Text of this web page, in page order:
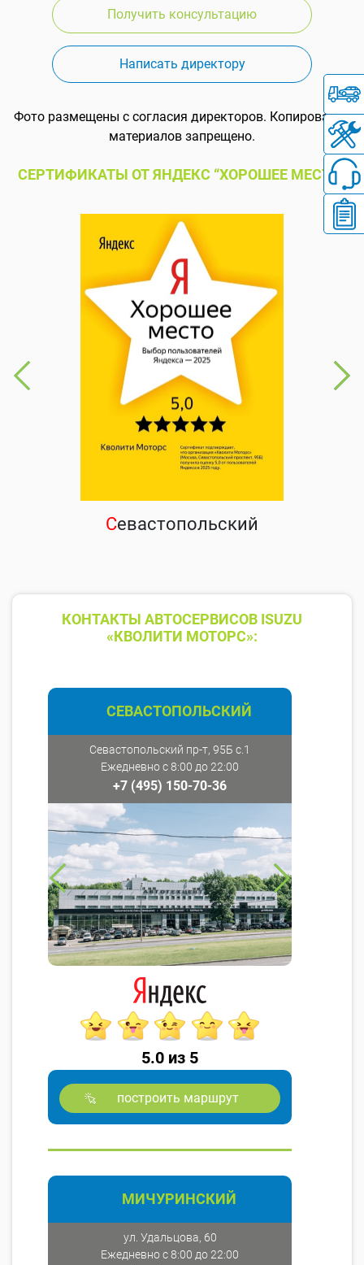
Получить консультацию
Написать директору
Фото размещены с согласия директоров. Копирование
материалов запрещено.
СЕРТИФИКАТЫ ОТ ЯНДЕКС “ХОРОШЕЕ МЕСТО”
Севастопольский
КОНТАКТЫ АВТОСЕРВИСОВ ISUZU
«КВОЛИТИ МОТОРС»:
СЕВАСТОПОЛЬСКИЙ
Севастопольский пр-т, 95Б с.1
Ежедневно с 8:00 до 22:00
+7 (495) 150-70-36
5.0 из 5
построить маршрут
МИЧУРИНСКИЙ
ул. Удальцова, 60
Ежедневно с 8:00 до 22:00